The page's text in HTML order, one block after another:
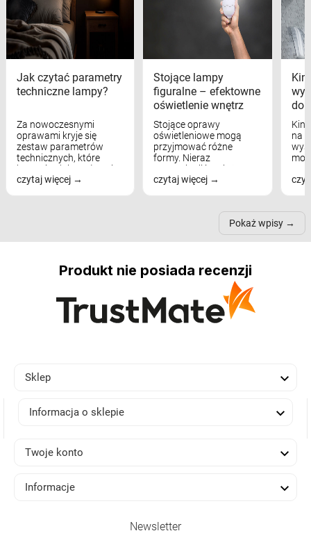
Jak czytać parametry
techniczne lampy?
Za nowoczesnymi
oprawami kryje się
zestaw parametrów
technicznych, które
bezpośrednio wpływają
na komfort widzenia,
czytaj więcej
Stojące lampy
figuralne – efektowne
oświetlenie wnętrz
Stojące oprawy
oświetleniowe mogą
przyjmować różne
formy. Nieraz
wspominaliśmy już
modele na łukowych
nich może przydać się w
czytaj więcej
na
Pokaż wpisy
Produkt nie posiada recenzji
Sklep 
Informacja o sklepie 
Twoje konto 
Informacje 
Newsletter